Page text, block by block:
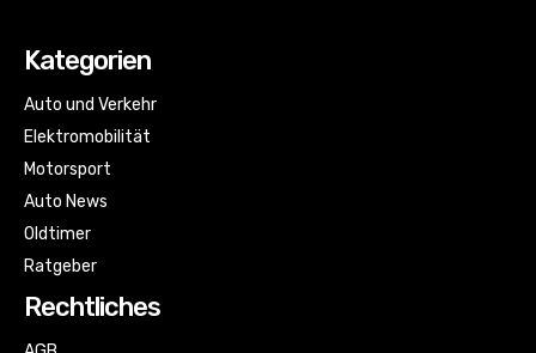
Kategorien
Auto und Verkehr
Elektromobilität
Motorsport
Auto News
Oldtimer
Ratgeber
Rechtliches